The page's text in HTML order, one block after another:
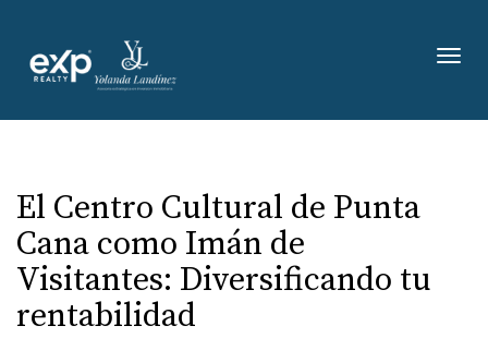
El Centro Cultural de Punta
Cana como Imán de
Visitantes: Diversificando tu
rentabilidad